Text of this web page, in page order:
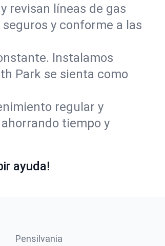
revisan líneas de gas
y conforme a las
Instalamos
Park se sienta como
regular y
tiempo y
ayuda!
Pensilvania